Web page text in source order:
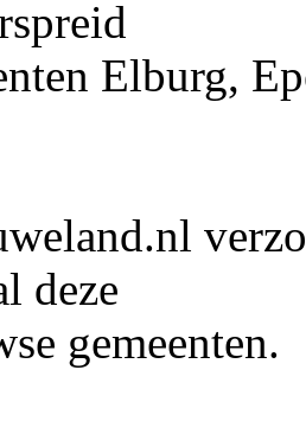
Elburg,
deze
gemeenten.